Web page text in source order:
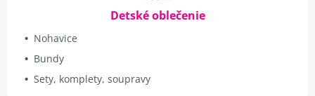
Detské oblečenie
Nohavice
Bundy
Sety, komplety, soupravy